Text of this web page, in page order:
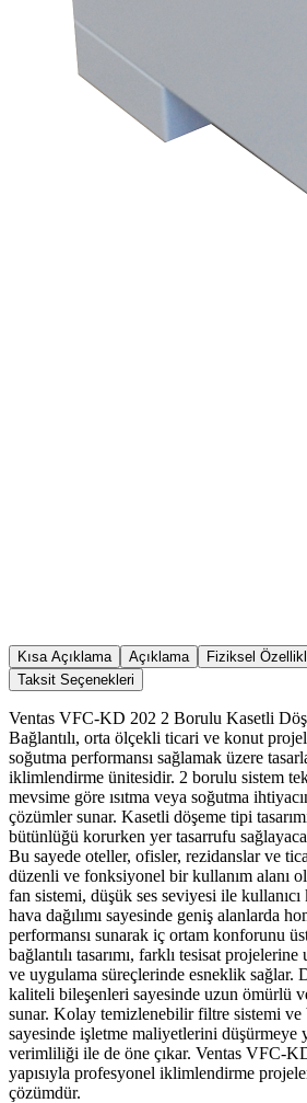
Kısa Açıklama Açıklama Fiziksel
Taksit Seçenekleri
Ventas VFC-KD 202 2 Borulu Kasetli
Bağlantılı, orta ölçekli ticari ve konut
soğutma performansı sağlamak üzere
iklimlendirme ünitesidir. 2 borulu sistem
mevsime göre ısıtma veya soğutma
çözümler sunar. Kasetli döşeme tipi
bütünlüğü korurken yer tasarrufu
Bu sayede oteller, ofisler, rezidanslar ve
düzenli ve fonksiyonel bir kullanım alanı
fan sistemi, düşük ses seviyesi ile
hava dağılımı sayesinde geniş alanlarda
performansı sunarak iç ortam konforunu
bağlantılı tasarımı, farklı tesisat
ve uygulama süreçlerinde esneklik sağlar.
kaliteli bileşenleri sayesinde uzun ömürlü
sunar. Kolay temizlenebilir filtre sistemi ve
sayesinde işletme maliyetlerini düşürmeye
verimliliği ile de öne çıkar. Ventas VFC-
yapısıyla profesyonel iklimlendirme
çözümdür.